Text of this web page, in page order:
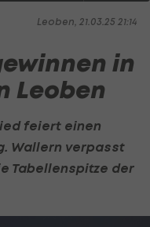
Leoben, 21.03.25 21:14
in
Leoben
feiert einen
Wallern verpasst
Tabellenspitze der